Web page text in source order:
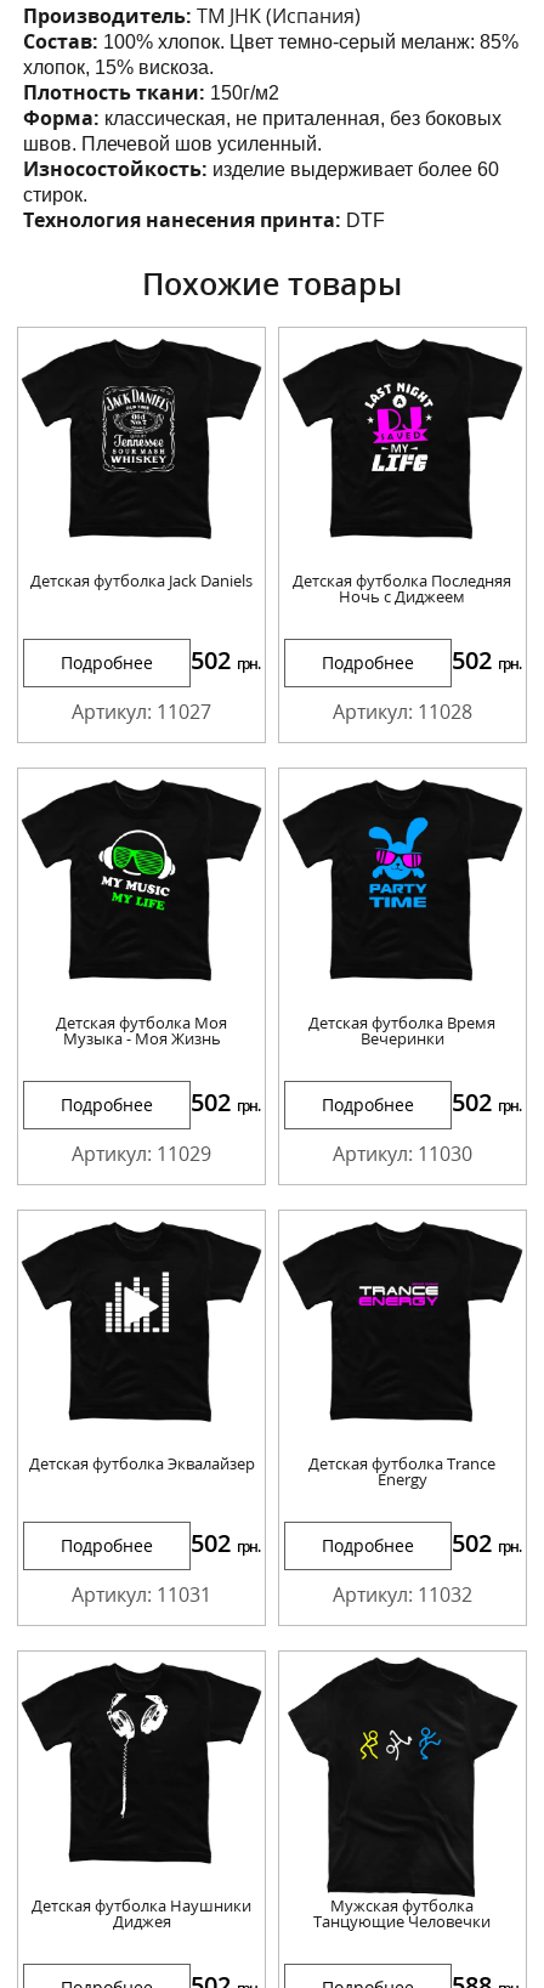
Производитель:ТМ JHK (Испания)
Состав: 100% хлопок. Цвет темно-серый меланж: 85%
хлопок, 15% вискоза.
Плотность ткани: 150г/м2
Форма: классическая, не приталенная, без боковых
швов. Плечевой шов усиленный.
Износостойкость: изделие выдерживает более 60
стирок.
Технология нанесения принта: DTF
Похожие товары
Детская футболка Jack Daniels
Подробнее 502 грн.
Артикул: 11027
Детская футболка Последняя
Ночь с Диджеем
Подробнее 502 грн.
Артикул: 11028
Детская футболка Моя
Музыка - Моя Жизнь
Подробнее 502 грн.
Артикул: 11029
Детская футболка Время
Вечеринки
Подробнее 502 грн.
Артикул: 11030
Детская футболка Эквалайзер
Подробнее 502 грн.
Артикул: 11031
Детская футболка Trance
Energy
Подробнее 502 грн.
Артикул: 11032
Детская футболка Наушники
Диджея
Мужская футболка
Танцующие Человечки